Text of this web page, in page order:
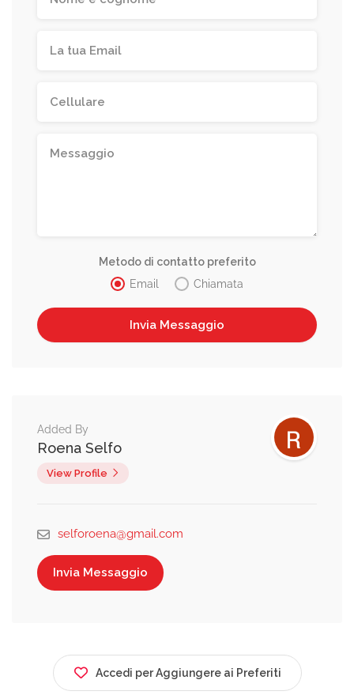
Metodo di contatto preferito
Email
Chiamata
Added By
Roena Selfo
View Profile
selforoena@gmail.com
Invia Messaggio
Accedi per Aggiungere ai Preferiti